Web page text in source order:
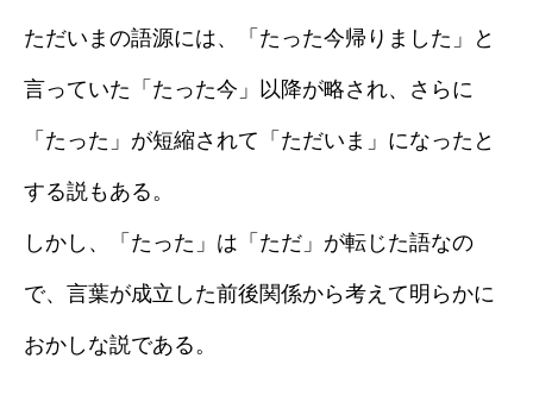
ただいまの語源には、「たった今帰りました」と
言っていた「たった今」以降が略され、さらに
「たった」が短縮されて「ただいま」になったと
する説もある。
しかし、「たった」は「ただ」が転じた語なの
で、言葉が成立した前後関係から考えて明らかに
おかしな説である。